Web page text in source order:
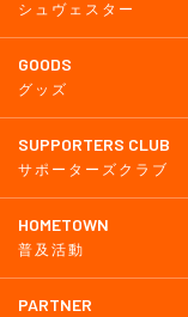
シュヴェスター
GOODS
グッズ
SUPPORTERS CLUB
サポーターズクラブ
HOMETOWN
普及活動
PARTNER